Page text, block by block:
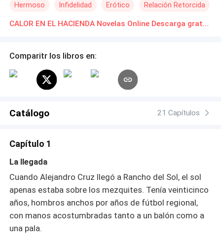
enciende en algo mucho más peligroso. Los momentos
robados se vuelven ardientes e imprudentes, arrastrando
se detienen en ella. Cuando su audaz amiga divorciada
Alejandro pronto se encuentra atrapado entre dos
mujeres seductoras que anhelan su toque, su fuerza y la
Entonces, la hermosa hija de Camila en edad
suficiente para encender su propia peligrosa curiosidad.
Esa misma noche, se desliza entre las sombras y busca a
Alejandro, hambrienta por experimentar el mismo fuego
por sí misma. En la tranquila oscuridad del desierto, las
líneas se difuminan, los secretos se multiplican y la
tentación se vuelve imposible de resistir. Pero en un
rancho donde hay ojos por todas partes, ¿cuánto tiempo
pueden permanecer ocultos tales deseos explosivos? Un
Hermoso Infidelidad Erótico Relación Retorcida
CALOR EN EL HACIENDA Novelas Online Descarga gratuita de PDF
Comparitr los libros en:
Catálogo 21 Capítulos
Capítulo 1
La llegada
Cuando Alejandro Cruz llegó a Rancho del Sol, el sol
apenas estaba sobre los mezquites. Tenía veinticinco
años, hombros anchos por años de fútbol regional,
con manos acostumbradas tanto a un balón como a
una pala.